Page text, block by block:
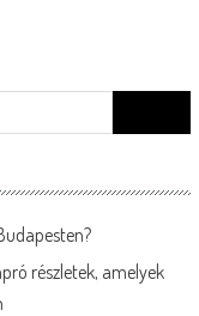
for:
részletek, amelyek